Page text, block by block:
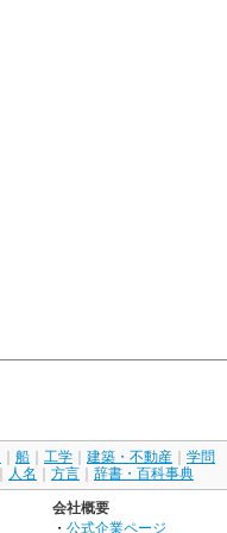
船 工学 建築・不動産
学問
人名 方言 辞書・百科事典
会社概要
・ 公式企業ページ